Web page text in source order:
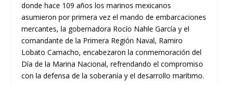
donde hace 109 años los marinos mexicanos
asumieron por primera vez el mando de embarcaciones
mercantes, la gobernadora Rocío Nahle García y el
comandante de la Primera Región Naval, Ramiro
Lobato Camacho, encabezaron la conmemoración del
Día de la Marina Nacional, refrendando el compromiso
con la defensa de la soberanía y el desarrollo marítimo.